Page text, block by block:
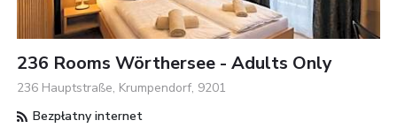
236 Rooms Wörthersee - Adults Only
236 Hauptstraße, Krumpendorf, 9201
Bezpłatny internet